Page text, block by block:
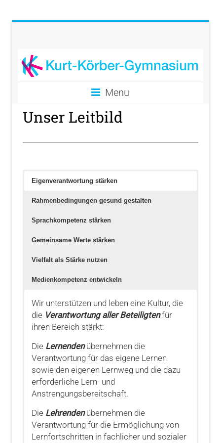
Menu
Unser Leitbild
Eigenverantwortung stärken
Rahmenbedingungen gesund gestalten
Sprachkompetenz stärken
Gemeinsame Werte stärken
Vielfalt als Stärke nutzen
Medienkompetenz entwickeln
Wir unterstützen und leben eine Kultur, die
die Verantwortung aller Beteiligtenfür
ihren Bereich stärkt:
Die Lernendenübernehmen die
Verantwortung für das eigene Lernen
sowie den eigenen Lernweg und die dazu
erforderliche Lern- und
Anstrengungsbereitschaft.
Die Lehrendenübernehmen die
Verantwortung für die Ermöglichung von
Lernfortschritten in fachlicher und sozialer